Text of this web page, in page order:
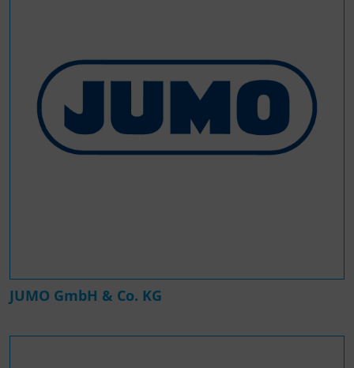
JUMO GmbH & Co. KG